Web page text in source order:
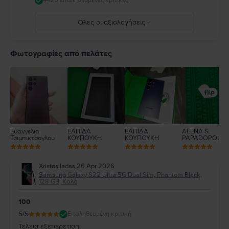
Όλες οι αξιολογήσεις
4
2
Φωτογραφίες από πελάτες
Ευαγγελια
Τσιμπικτσογλου
ΕΛΠΙΔΑ
ΚΟΥΠΟΥΚΗ
ΕΛΠΙΔΑ
ΚΟΥΠΟΥΚΗ
ALENA S.
Xristos ladas,26 Apr 2026
Samsung Galaxy S22 Ultra 5G Dual Sim, Phantom Black,
128 GB, Καλό
100
5/5 Επαληθευμένη κριτική
Τελεια εξεπερετιση